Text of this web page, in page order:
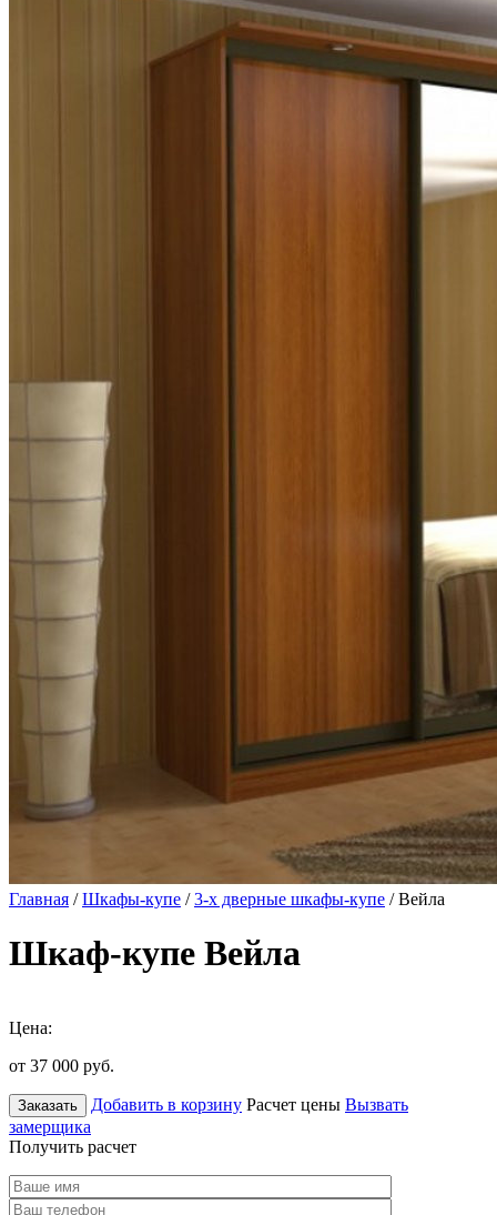
Главная /Шкафы-купе /3-х дверные шкафы-купе / Вейла
Шкаф-купе Вейла
Цена:
от 37 000 руб.
Заказать Добавить в корзину Расчет цены Вызвать
замерщика
Получить расчет